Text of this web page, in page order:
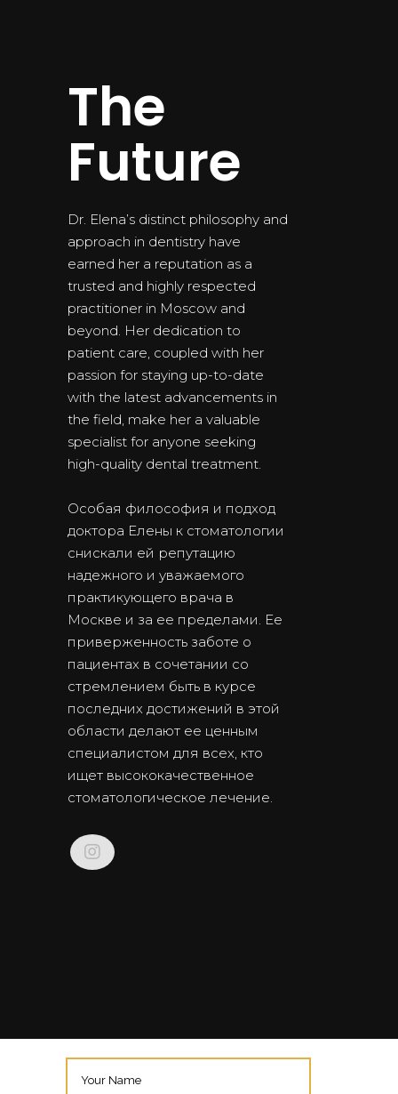
The
Future
Dr. Elena’s distinct philosophy and
approach in dentistry have
earned her a reputation as a
trusted and highly respected
practitioner in Moscow and
beyond. Her dedication to
patient care, coupled with her
passion for staying up-to-date
with the latest advancements in
the field, make her a valuable
specialist for anyone seeking
high-quality dental treatment.
Особая философия и подход
доктора Елены к стоматологии
снискали ей репутацию
надежного и уважаемого
практикующего врача в
Москве и за ее пределами. Ее
приверженность заботе о
пациентах в сочетании со
стремлением быть в курсе
последних достижений в этой
области делают ее ценным
специалистом для всех, кто
ищет высококачественное
стоматологическое лечение.